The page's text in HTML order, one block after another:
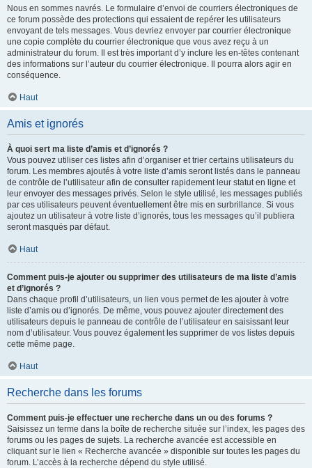
Nous en sommes navrés. Le formulaire d’envoi de courriers électroniques de
ce forum possède des protections qui essaient de repérer les utilisateurs
envoyant de tels messages. Vous devriez envoyer par courrier électronique
une copie complète du courrier électronique que vous avez reçu à un
administrateur du forum. Il est très important d’y inclure les en-têtes contenant
des informations sur l’auteur du courrier électronique. Il pourra alors agir en
conséquence.
Haut
Amis et ignorés
À quoi sert ma liste d’amis et d’ignorés ?
Vous pouvez utiliser ces listes afin d’organiser et trier certains utilisateurs du
forum. Les membres ajoutés à votre liste d’amis seront listés dans le panneau
de contrôle de l’utilisateur afin de consulter rapidement leur statut en ligne et
leur envoyer des messages privés. Selon le style utilisé, les messages publiés
par ces utilisateurs peuvent éventuellement être mis en surbrillance. Si vous
ajoutez un utilisateur à votre liste d’ignorés, tous les messages qu’il publiera
seront masqués par défaut.
Haut
Comment puis-je ajouter ou supprimer des utilisateurs de ma liste d’amis
et d’ignorés ?
Dans chaque profil d’utilisateurs, un lien vous permet de les ajouter à votre
liste d’amis ou d’ignorés. De même, vous pouvez ajouter directement des
utilisateurs depuis le panneau de contrôle de l’utilisateur en saisissant leur
nom d’utilisateur. Vous pouvez également les supprimer de vos listes depuis
cette même page.
Haut
Recherche dans les forums
Comment puis-je effectuer une recherche dans un ou des forums ?
Saisissez un terme dans la boîte de recherche située sur l’index, les pages des
forums ou les pages de sujets. La recherche avancée est accessible en
cliquant sur le lien « Recherche avancée » disponible sur toutes les pages du
forum. L’accès à la recherche dépend du style utilisé.